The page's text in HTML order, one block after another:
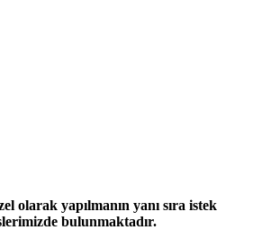
olarak yapılmanın yanı sıra istek
bulunmaktadır.